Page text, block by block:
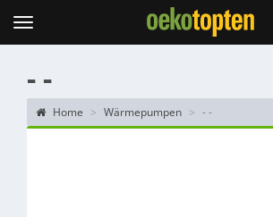
Topten
Menu
- -
Home Wärmepumpen - -